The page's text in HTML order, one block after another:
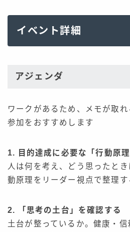
イベント詳細
アジェンダ
ワークがあるため、メモが取
参加をおすすめします
1. 目的達成に必要な「行動原
人は何を考え、どう思ったと
動原理をリーダー視点で整理す
2. 「思考の土台」を確認する
土台が整っているか。健康・